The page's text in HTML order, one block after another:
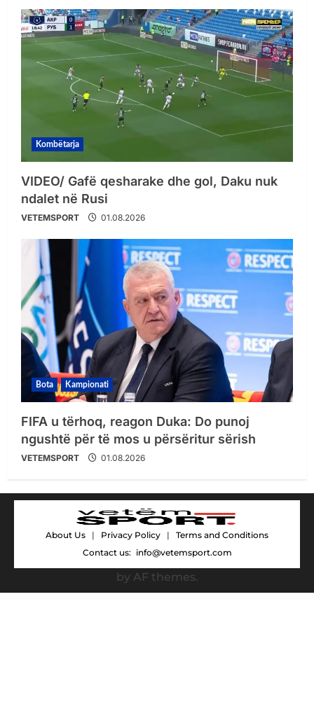
Kombëtarja
VIDEO/ Gafë qesharake dhe gol, Daku nuk
ndalet në Rusi
VETEMSPORT 01.08.2026
Bota Kampionati
FIFA u tërhoq, reagon Duka: Do punoj
ngushtë për të mos u përsëritur sërish
VETEMSPORT 01.08.2026
About Us | Privacy Policy |
Terms and Conditions
Contact us: info@vetemsport.com
by AF themes.